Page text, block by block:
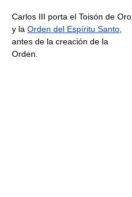
Carlos III porta el Toisón de Oro
y la Orden del Espíritu Santo
antes de la creación de la
Orden.